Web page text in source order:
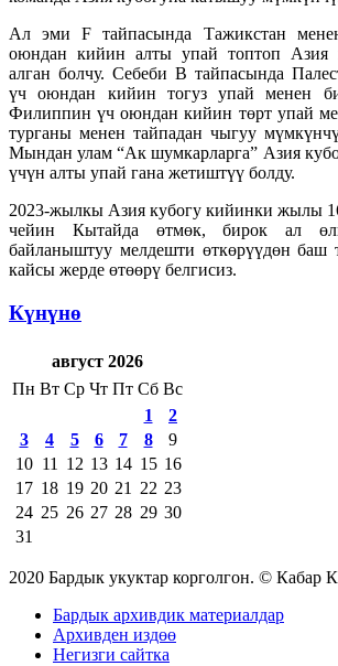
Ал эми F тайпасында Тажикстан
оюндан кийин алты упай топтоп Азия
алган болчу. Себеби B тайпасында
үч оюндан кийин тогуз упай менен
Филиппин үч оюндан кийин төрт упай
турганы менен тайпадан чыгуу
Мындан улам “Ак шумкарларга” Азия
үчүн алты упай гана жетиштүү болду.
2023-жылкы Азия кубогу кийинки жылы
чейин Кытайда өтмөк, бирок ал
байланыштуу мелдешти өткөрүүдөн баш
кайсы жерде өтөөрү белгисиз.
Күнүнө
август 2026
Пн Вт Ср Чт Пт Сб Вс
1
2
3
4 5 6 7 8
9
10 11 12 13 14 15 16
17 18 19 20 21 22 23
24 25 26 27 28 29 30
31
2020 Бардык укуктар корголгон. ©
Бардык архивдик материалдар
Архивден издөө
Негизги сайтка